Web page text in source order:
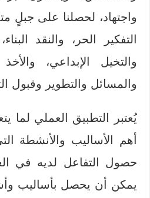
واجتهاد، لحصلنا على جبلٍ
التفكير الحر، والنقد
والتخيل الإبداعي،
والمسائل والتطوير وقبول
يُعتبر التطبيق العملي لما
أهم الأساليب والأنشطة
حصول التفاعل لديه في
يمكن أن يحصل بأساليب